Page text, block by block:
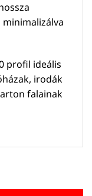
profil ideális
irodák
falainak